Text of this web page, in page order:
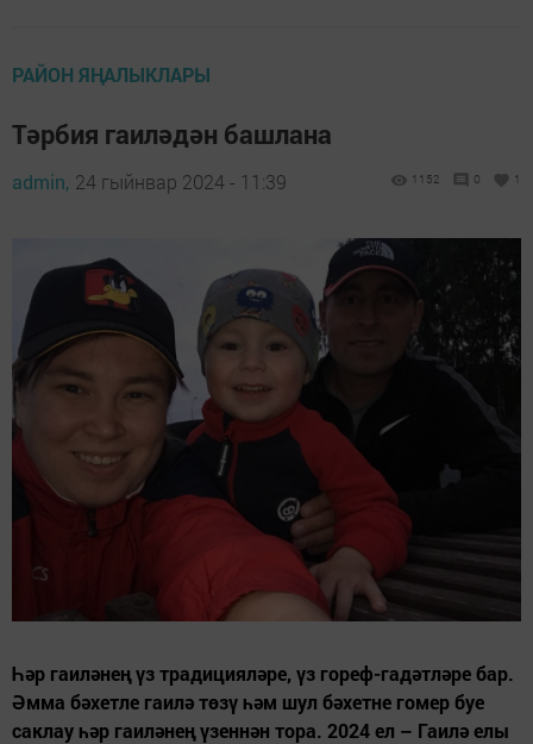
РАЙОН ЯҢАЛЫКЛАРЫ
Тәрбия гаиләдән башлана
admin, 24 гыйнвар 2024 - 11:39 1152 0 1
Һәр гаиләнең үз традицияләре, үз гореф-гадәтләре бар.
Әмма бәхетле гаилә төзү һәм шул бәхетне гомер буе
саклау һәр гаиләнең үзеннән тора. 2024 ел – Гаилә елы